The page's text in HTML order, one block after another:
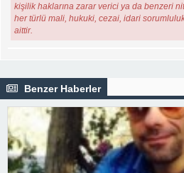
kişilik haklarına zarar verici ya da benzeri
her türlü mali, hukuki, cezai, idari
aittir.
Benzer Haberler